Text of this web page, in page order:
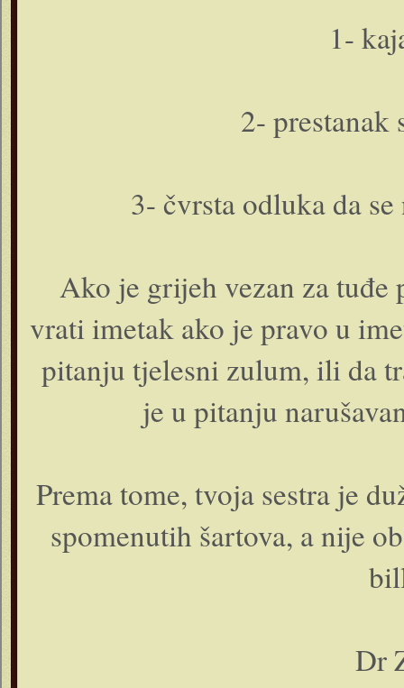
1-
2- prestanak
3- čvrsta odluka da
Ako je grijeh vezan za
vrati imetak ako je pravo u
pitanju tjelesni zulum, ili da
je u pitanju
Prema tome, tvoja sestra je
spomenutih šartova, a nije
Dr